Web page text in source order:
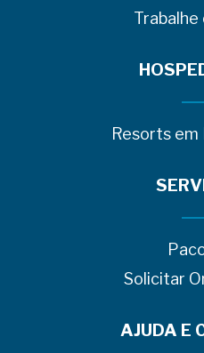
Resorts em
Solicitar
AJUDA E